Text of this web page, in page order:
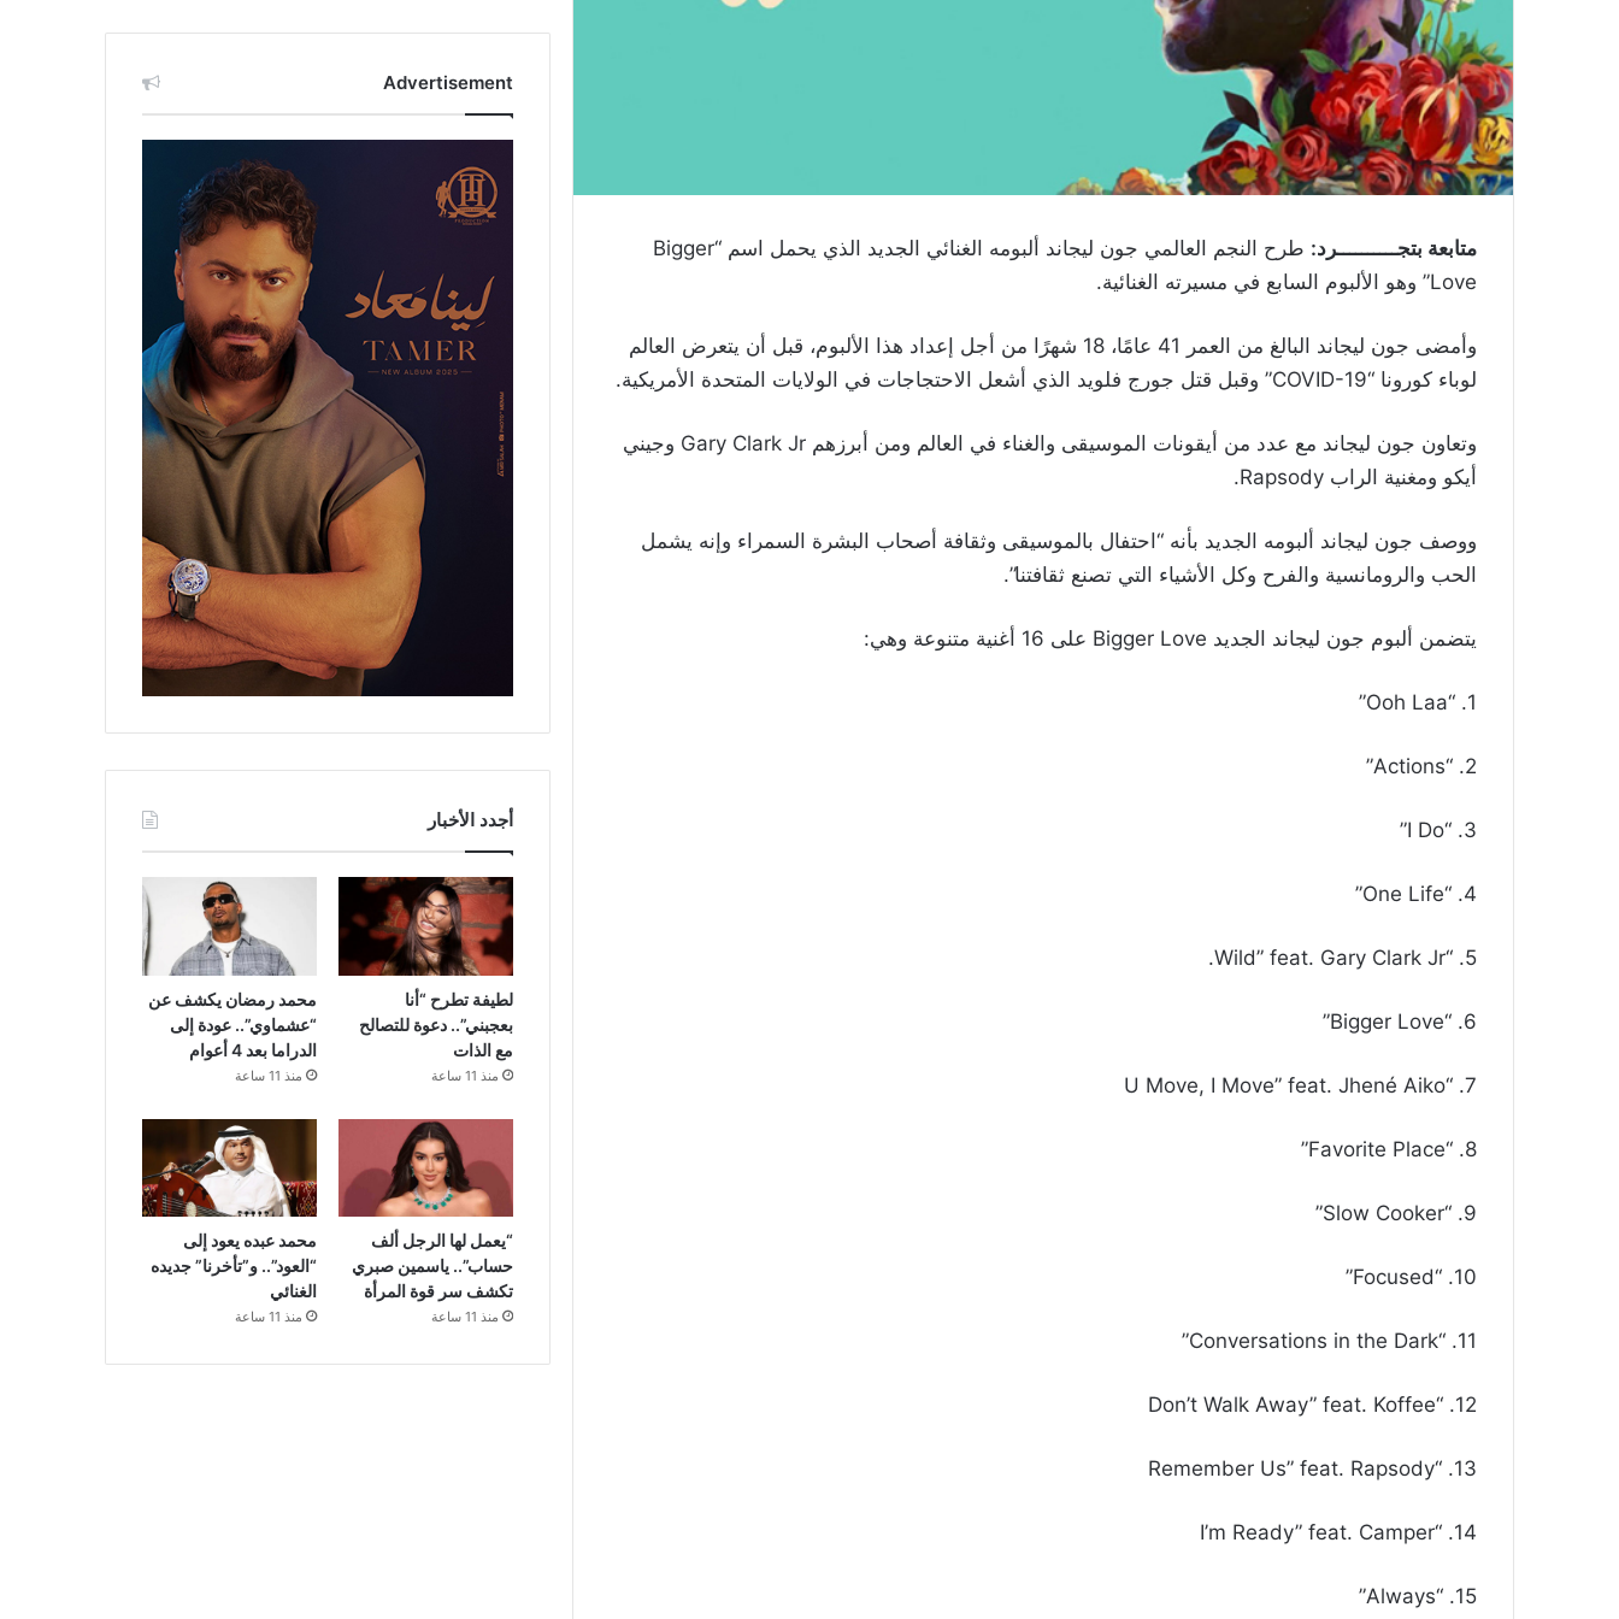
متابعة بتجــــــــــرد:
طرح النجم العالمي جون ليجاند ألبومه الغنائي الجديد الذي يحمل اسم “Bigger
Love” وهو الألبوم السابع في مسيرته الغنائية.
وأمضى جون ليجاند البالغ من العمر 41 عامًا، 18 شهرًا من أجل إعداد هذا الألبوم، قبل أن يتعرض العالم
لوباء كورونا “COVID-19” وقبل قتل جورج فلويد الذي أشعل الاحتجاجات في الولايات المتحدة الأمريكية.
وتعاون جون ليجاند مع عدد من أيقونات الموسيقى والغناء في العالم ومن أبرزهم Gary Clark Jr وجيني
أيكو ومغنية الراب Rapsody.
ووصف جون ليجاند ألبومه الجديد بأنه “احتفال بالموسيقى وثقافة أصحاب البشرة السمراء وإنه يشمل
الحب والرومانسية والفرح وكل الأشياء التي تصنع ثقافتنا”.
يتضمن ألبوم جون ليجاند الجديد Bigger Love على 16 أغنية متنوعة وهي:
1. “Ooh Laa”
2. “Actions”
3. “I Do”
4. “One Life”
5. “Wild” feat. Gary Clark Jr.
6. “Bigger Love”
7. “U Move, I Move” feat. Jhené Aiko
8. “Favorite Place”
9. “Slow Cooker”
10. “Focused”
11. “Conversations in the Dark”
12. “Don’t Walk Away” feat. Koffee
13. “Remember Us” feat. Rapsody
14. “I’m Ready” feat. Camper
15. “Always”
Advertisement
أجدد الأخبار
لطيفة تطرح “أنا
بعجبني”.. دعوة للتصالح
مع الذات
منذ 11 ساعة
محمد رمضان يكشف عن
“عشماوي”.. عودة إلى
الدراما بعد 4 أعوام
منذ 11 ساعة
“يعمل لها الرجل ألف
حساب”.. ياسمين صبري
تكشف سر قوة المرأة
منذ 11 ساعة
محمد عبده يعود إلى
“العود”.. و”تأخرنا” جديده
الغنائي
منذ 11 ساعة